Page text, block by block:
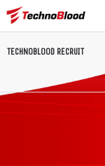
TECHNOBLOOD RECRUIT